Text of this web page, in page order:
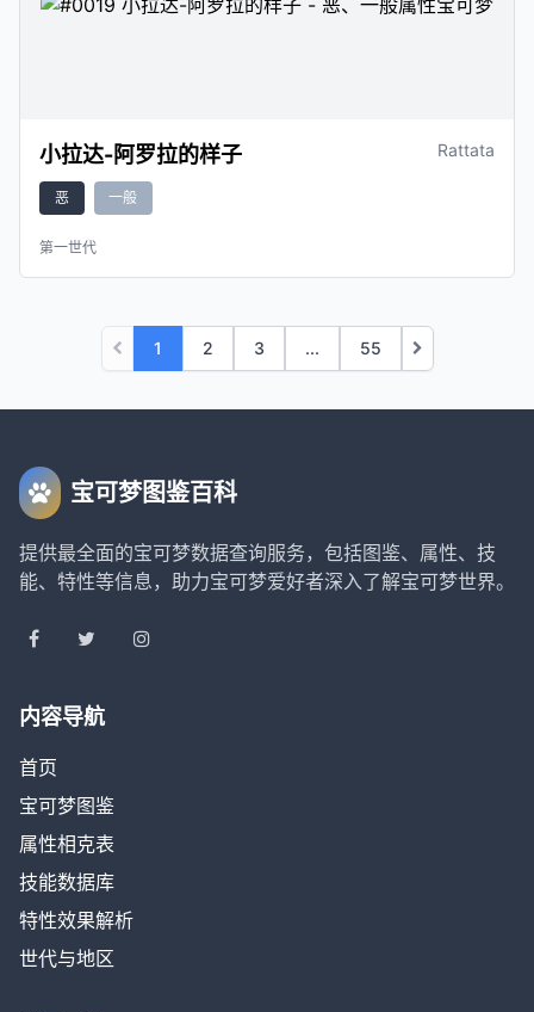
小拉达-阿罗拉的样子 Rattata
恶 一般
第一世代
1 2 3 ... 55
宝可梦图鉴百科
提供最全面的宝可梦数据查询服务，包括图鉴、属性、技
能、特性等信息，助力宝可梦爱好者深入了解宝可梦世界。
内容导航
首页
宝可梦图鉴
属性相克表
技能数据库
特性效果解析
世代与地区